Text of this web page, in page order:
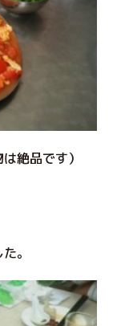
絶品です）
。